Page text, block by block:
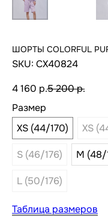
ШОРТЫ COLORFUL
SKU: СХ40824
4 160 р.5 200р.
Размер
XS (44/170)
XS
S (46/176) M (48/
L (50/176)
Таблица размеров